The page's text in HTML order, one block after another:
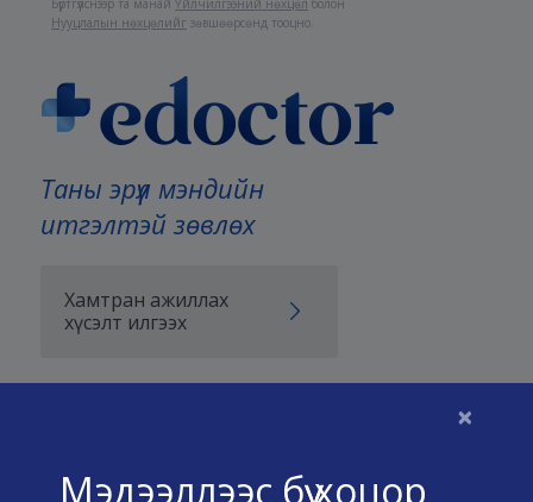
×
Мэдээллээс бүү хоцор
Таны эрүүл мэндийн
итгэлтэй зөвлөх
Хамтран ажиллах
хүсэлт илгээх
Бүртгүүлснээр та манайҮйлчилгээний нөхцөл болон
Нууцлалын нөхцөлийг зөвшөөрсөнд тооцно.